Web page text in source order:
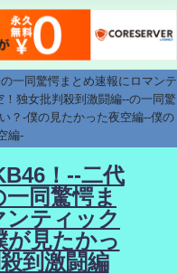
一同驚愕まとめ速報にロマンテ
独女批判殺到激闘編--の一同驚
？-僕の見たかった夜空編--僕の
編-
！--二代
一同驚愕ま
ンティック
が見たかっ
到激闘編